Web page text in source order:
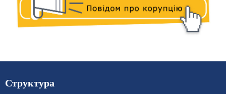
Структура